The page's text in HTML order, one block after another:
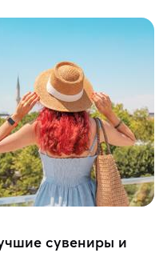
дарят одни из самых
сувениры и